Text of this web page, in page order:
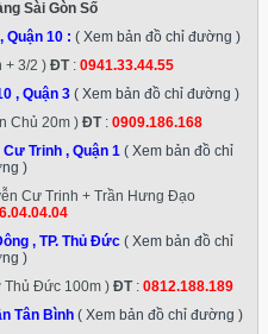
Sài Gòn Số
Quận 10: ( Xem bản đồ chỉ đường )
+ 3/2 ) ĐT: 0941.33.44.55
, Quận 3 ( Xem bản đồ chỉ đường )
Chủ 20m ) ĐT: 0909.186.168
Trinh , Quận 1 ( Xem bản đồ chỉ
)
Cư Trinh + Trần Hưng Đạo
, TP. Thủ Đức( Xem bản đồ chỉ
)
Thủ Đức 100m ) ĐT: 0812.188.189
Tân Bình ( Xem bản đồ chỉ đường )